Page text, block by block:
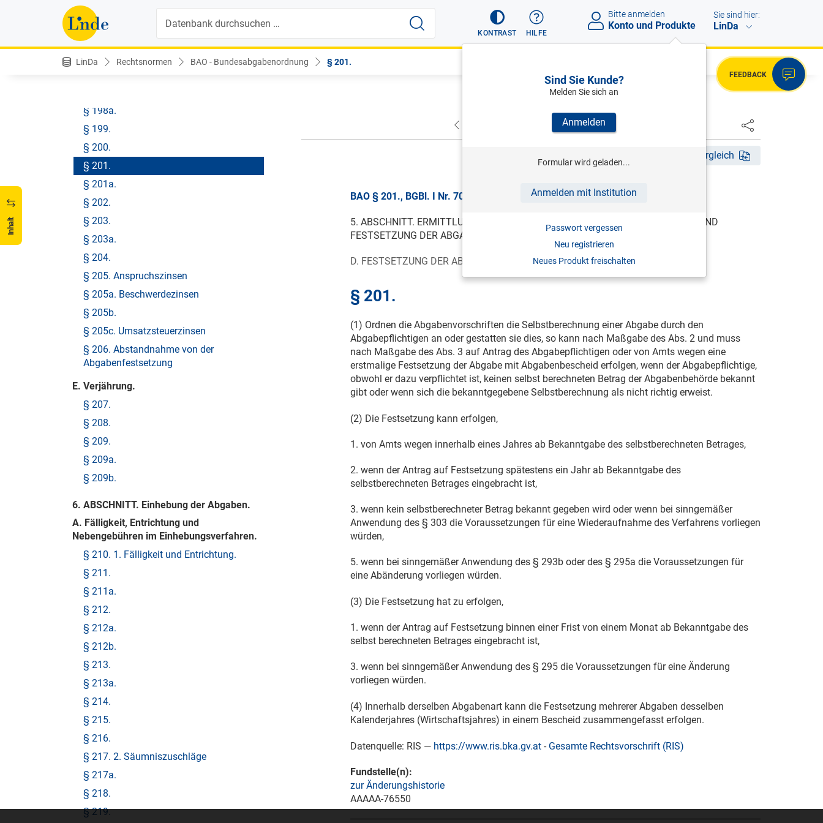
KONTRAST HILFE
Bitte anmelden
Konto und Produkte
Sind Sie Kunde?
Melden Sie sich an
Anmelden
Formular wird geladen...
Anmelden mit Institution
Passwort vergessen
Neu registrieren
Neues Produkt freischalten
Sie sind hier:
LinDa
LinDa Rechtsnormen BAO - Bundesabgabenordnung § 201.
FEEDBACK
Inhalt
§ 195.
§ 196. 2. Zerlegung und Zuteilung.
§ 197.
§ 198a.
§ 199.
§ 200.
§ 201.
§ 201a.
§ 202.
§ 203.
§ 203a.
§ 204.
§ 205. Anspruchszinsen
§ 205a. Beschwerdezinsen
§ 205b.
§ 205c. Umsatzsteuerzinsen
§ 206. Abstandnahme von der
Abgabenfestsetzung
E. Verjährung.
§ 207.
§ 208.
§ 209.
§ 209a.
§ 209b.
6. ABSCHNITT. Einhebung der Abgaben.
A. Fälligkeit, Entrichtung und
Nebengebühren im Einhebungsverfahren.
§ 210. 1. Fälligkeit und Entrichtung.
§ 211.
§ 211a.
§ 212.
§ 212a.
§ 212b.
§ 213.
§ 213a.
§ 214.
§ 215.
§ 216.
§ 217. 2. Säumniszuschläge
§ 217a.
§ 218.
§ 219.
NÄCHSTER
Fassungsvergleich
BAO § 201., BGBl. I Nr. 70/2013, gültig ab 01.01.2014
5. ABSCHNITT. ERMITTLUNG DER GRUNDLAGEN FÜR DIE ABGABENERHEBUNG UND
FESTSETZUNG DER ABGABEN.
D. FESTSETZUNG DER ABGABEN.
§ 201.
(1) Ordnen die Abgabenvorschriften die Selbstberechnung einer Abgabe durch den
Abgabepflichtigen an oder gestatten sie dies, so kann nach Maßgabe des Abs. 2 und muss
nach Maßgabe des Abs. 3 auf Antrag des Abgabepflichtigen oder von Amts wegen eine
erstmalige Festsetzung der Abgabe mit Abgabenbescheid erfolgen, wenn der Abgabepflichtige,
obwohl er dazu verpflichtet ist, keinen selbst berechneten Betrag der Abgabenbehörde bekannt
gibt oder wenn sich die bekanntgegebene Selbstberechnung als nicht richtig erweist.
(2) Die Festsetzung kann erfolgen,
1. von Amts wegen innerhalb eines Jahres ab Bekanntgabe des selbstberechneten Betrages,
2. wenn der Antrag auf Festsetzung spätestens ein Jahr ab Bekanntgabe des
selbstberechneten Betrages eingebracht ist,
3. wenn kein selbstberechneter Betrag bekannt gegeben wird oder wenn bei sinngemäßer
Anwendung des § 303 die Voraussetzungen für eine Wiederaufnahme des Verfahrens vorliegen
würden,
5. wenn bei sinngemäßer Anwendung des § 293b oder des § 295a die Voraussetzungen für
eine Abänderung vorliegen würden.
(3) Die Festsetzung hat zu erfolgen,
1. wenn der Antrag auf Festsetzung binnen einer Frist von einem Monat ab Bekanntgabe des
selbst berechneten Betrages eingebracht ist,
3. wenn bei sinngemäßer Anwendung des § 295 die Voraussetzungen für eine Änderung
vorliegen würden.
(4) Innerhalb derselben Abgabenart kann die Festsetzung mehrerer Abgaben desselben
Kalenderjahres (Wirtschaftsjahres) in einem Bescheid zusammengefasst erfolgen.
Datenquelle: RIS — https://www.ris.bka.gv.at - Gesamte Rechtsvorschrift (RIS)
Fundstelle(n):
zur Änderungshistorie
AAAAA-76550